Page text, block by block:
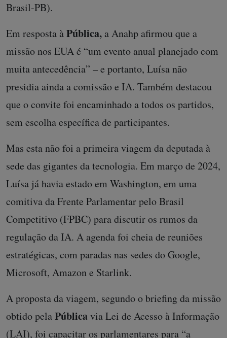
Brasil-PB).
Em resposta àPública, a Anahp afirmou que a
missão nos EUA é “um evento anual planejado com
muita antecedência” – e portanto, Luísa não
presidia ainda a comissão e IA. Também destacou
que o convite foi encaminhado a todos os partidos,
sem escolha específica de participantes.
Mas esta não foi a primeira viagem da deputada à
sede das gigantes da tecnologia. Em março de 2024,
Luísa já havia estado em Washington, em uma
comitiva da Frente Parlamentar pelo Brasil
Competitivo (FPBC) para discutir os rumos da
regulação da IA. A agenda foi cheia de reuniões
estratégicas, com paradas nas sedes do Google,
Microsoft, Amazon e Starlink.
A proposta da viagem, segundo o briefing da missão
obtido pelaPúblicavia Lei de Acesso à Informação
(LAI), foi capacitar os parlamentares para “a